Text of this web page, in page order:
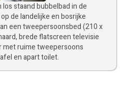
staand bubbelbad in de
de landelijke en bosrijke
een tweepersoonsbed (210 x
brede flatscreen televisie
met ruime tweepersoons
en apart toilet.